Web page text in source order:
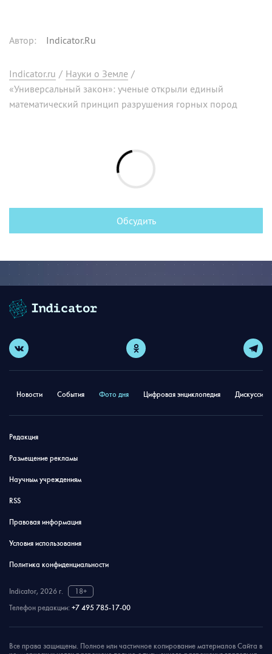
Автор: Indicator.Ru
Indicator.ru / Науки о Земле /
«Универсальный закон»: ученые открыли единый
математический принцип разрушения горных пород
Обсудить
Новости События Фото дня Цифровая энциклопедия
Редакция
Размещение рекламы
Научным учреждениям
RSS
Правовая информация
Условия использования
Политика конфиденциальности
Indicator, 2026 г.
18+
Телефон редакции: +7 495 785-17-00
Все права защищены. Полное или частичное копирование материалов Сайта в